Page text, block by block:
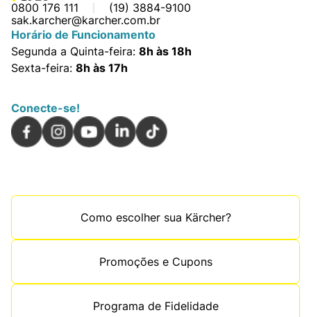
0800 176 111
(19) 3884-9100
sak.karcher@karcher.com.br
Horário de Funcionamento
Segunda a Quinta-feira: 8h às 18h
Sexta-feira: 8h às 17h
Conecte-se!
Como escolher sua Kärcher?
Promoções e Cupons
Programa de Fidelidade